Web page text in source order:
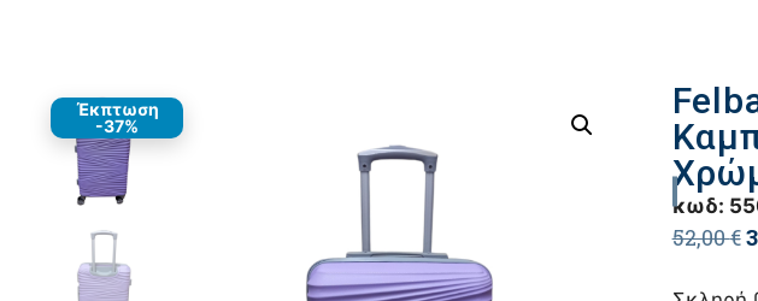
Έκπτωση
-37%
κωδ:
52,00€